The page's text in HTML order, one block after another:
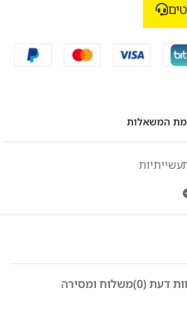
המשאלות
דעת (0) משלוח ומסירה